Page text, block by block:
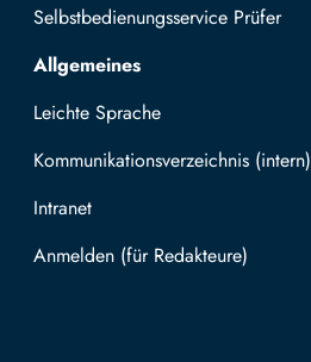
Selbstbedienungsservice Prüfer
Allgemeines
Leichte Sprache
Kommunikationsverzeichnis (intern)
Intranet
Mit TUBAF Login anmelden